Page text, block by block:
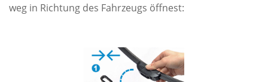
weg in Richtung des Fahrzeugs öffnest: